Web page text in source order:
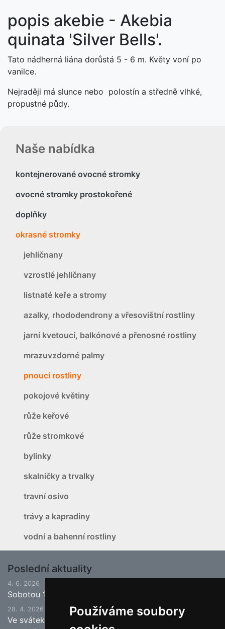
Používáme soubory
Naše nabídka
kontejnerované ovocné stromky
ovocné stromky prostokořené
doplňky
okrasné stromky
jehličnany
vzrostlé jehličnany
listnaté keře a stromy
azalky, rhododendrony a vřesovištní rostliny
jarní kvetoucí, balkónové a přenosné rostliny
mrazuvzdorné palmy
pnoucí rostliny
pokojové květiny
růže keřové
růže stromkové
bylinky
skalničky a trvalky
travní osivo
trávy a kapradiny
vodní a bahenní rostliny
popis akebie - Akebia
quinata 'Silver Bells'.
Tato nádherná liána dorůstá 5 - 6 m. Květy voní po
vanilce.
Nejraději má slunce nebo polostín a středně vlhké,
propustné půdy.
Poslední aktuality
4. 6. 2026
Sobotou 13.6.2026 bude ukončena jarní sezona.
28. 4. 2026
Ve svátek 1.5. (pátek) bude naše prodejna zavřena a